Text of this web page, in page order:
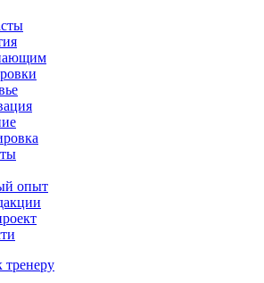
опыт